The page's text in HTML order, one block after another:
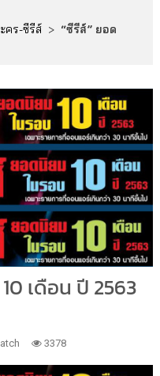
คร-ซีรีส์ > “ซีรีส์” ยอด
เดือน ปี 2563
3378